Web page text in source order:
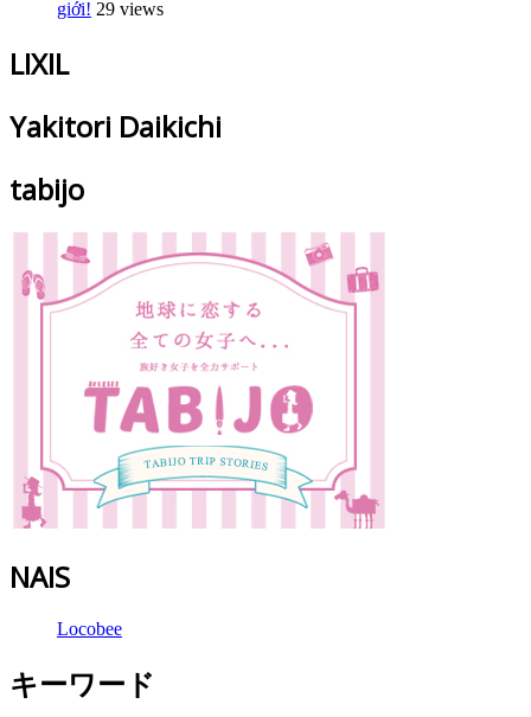
giới! 29 views
LIXIL
Yakitori Daikichi
tabijo
NAIS
Locobee
キーワード